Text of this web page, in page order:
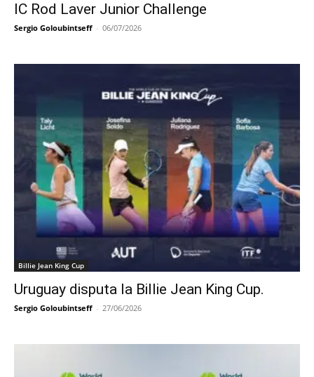
IC Rod Laver Junior Challenge
Sergio Goloubintseff - 06/07/2026
Billie Jean King Cup
Uruguay disputa la Billie Jean King Cup.
Sergio Goloubintseff - 27/06/2026